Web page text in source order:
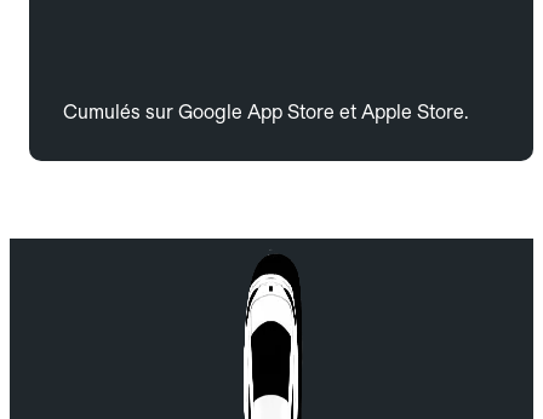
Cumulés sur Google App Store et Apple Store.